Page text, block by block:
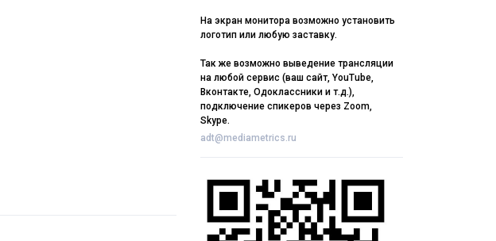
На экран монитора возможно установить
логотип или любую заставку.
Так же возможно выведение трансляции
на любой сервис (ваш сайт, YouTube,
Вконтакте, Одоклассники и т.д.),
подключение спикеров через Zoom,
Skype.
adt@mediametrics.ru